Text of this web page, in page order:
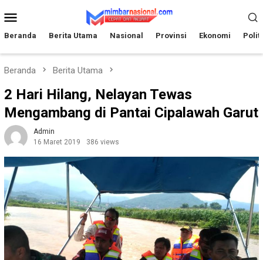
ke
Mobile
Beranda Berita Utama Nasional Provinsi Ekonomi
Beranda Berita Utama
2 Hari Hilang, Nelayan Tewas
Mengambang di Pantai Cipalawah Garut
Admin
16 Maret 2019
386 views